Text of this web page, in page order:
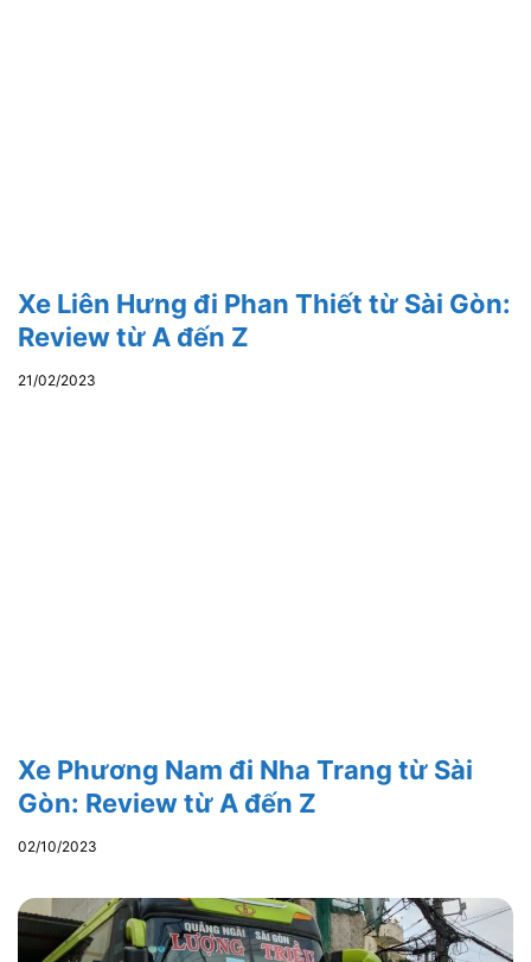
Xe Liên Hưng đi Phan Thiết từ Sài Gòn:
Review từ A đến Z
21/02/2023
Xe Phương Nam đi Nha Trang từ Sài
Gòn: Review từ A đến Z
02/10/2023